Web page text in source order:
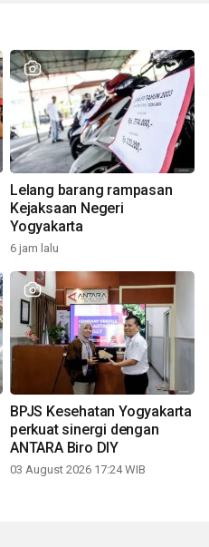
Lelang barang rampasan
Kejaksaan Negeri
Yogyakarta
6 jam lalu
BPJS Kesehatan Yogyakarta
perkuat sinergi dengan
ANTARA Biro DIY
03 August 2026 17:24 WIB